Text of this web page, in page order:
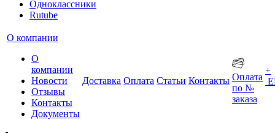
Одноклассники
Rutube
О компании
О
компании
Новости
Отзывы
Контакты
Документы
Доставка Оплата Статьи Контакты Оплата
по №
заказа
+